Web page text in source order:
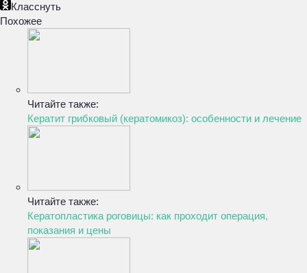
Класснуть
Похожее
Читайте также:
Кератит грибковый (кератомикоз): особенности и лечение
Читайте также:
Кератопластика роговицы: как проходит операция,
показания и цены